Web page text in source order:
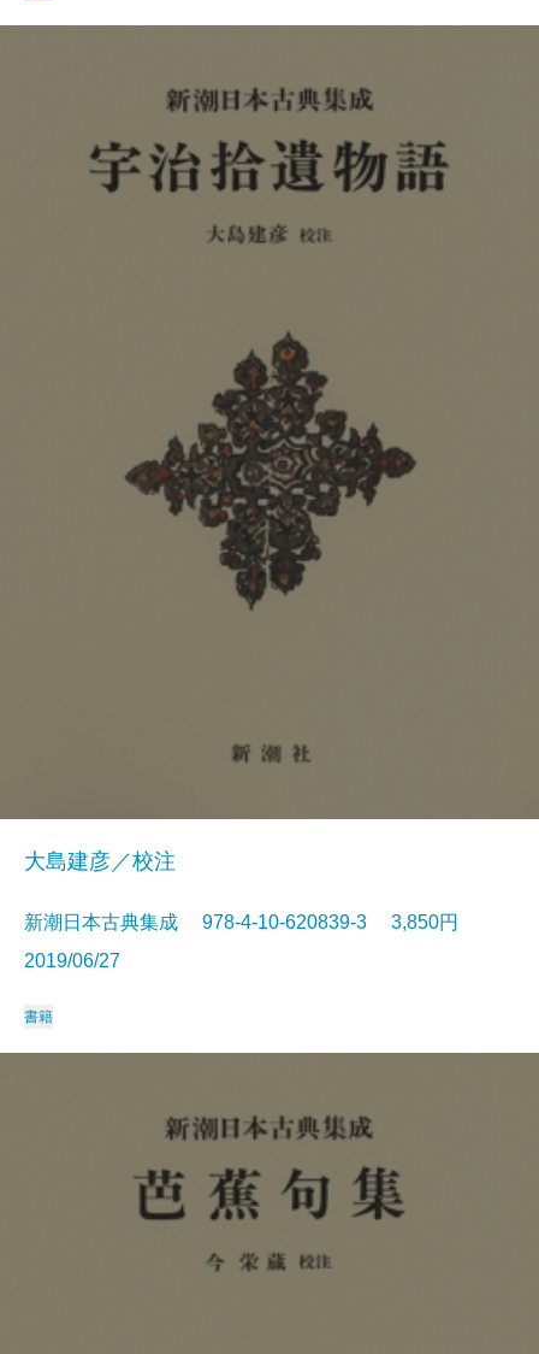
大島建彦／校注
新潮日本古典集成 978-4-10-620839-3 3,850円
2019/06/27
書籍